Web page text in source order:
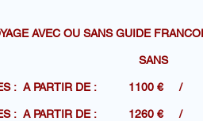
AVEC OU SANS GUIDE
: A PARTIR DE : 1100 € /
: A PARTIR DE : 1260 € /